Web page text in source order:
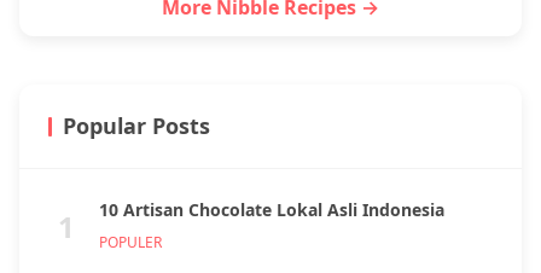
More Nibble Recipes →
Popular Posts
1 10 Artisan Chocolate Lokal Asli Indonesia
POPULER